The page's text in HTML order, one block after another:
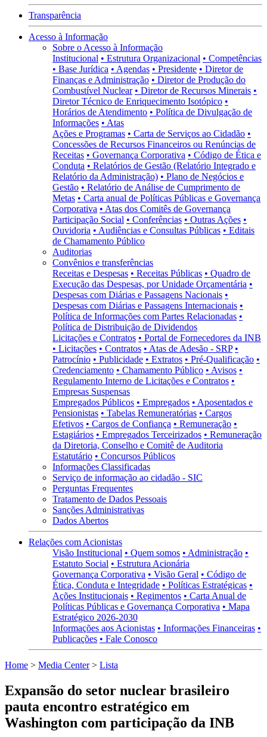
Transparência
Acesso à Informação
Sobre o Acesso à Informação
Institucional • Estrutura Organizacional • Competências
• Base Jurídica • Agendas • Presidente • Diretor de
Finanças e Administração • Diretor de Produção do
Combustível Nuclear • Diretor de Recursos Minerais •
Diretor Técnico de Enriquecimento Isotópico •
Horários de Atendimento • Política de Divulgação de
Informações • Atas
Ações e Programas • Carta de Serviços ao Cidadão •
Concessões de Recursos Financeiros ou Renúncias de
Receitas • Governança Corporativa • Código de Ética e
Conduta • Relatórios de Gestão (Relatório Integrado e
Relatório da Administração) • Plano de Negócios e
Gestão • Relatório de Análise de Cumprimento de
Metas • Carta anual de Políticas Públicas e Governança
Corporativa • Atas dos Comitês de Governança
Participação Social • Conferências • Outras Ações •
Ouvidoria • Audiências e Consultas Públicas • Editais
de Chamamento Público
Auditorias
Convênios e transferências
Receitas e Despesas • Receitas Públicas • Quadro de
Execução das Despesas, por Unidade Orçamentária •
Despesas com Diárias e Passagens Nacionais •
Despesas com Diárias e Passagens Internacionais •
Política de Informações com Partes Relacionadas •
Política de Distribuição de Dividendos
Licitações e Contratos • Portal de Fornecedores da INB
• Licitações • Contratos • Atas de Adesão - SRP •
Patrocínio • Publicidade • Extratos • Pré-Qualificação •
Credenciamento • Chamamento Público • Avisos •
Regulamento Interno de Licitações e Contratos •
Empresas Suspensas
Empregados Públicos • Empregados • Aposentados e
Pensionistas • Tabelas Remuneratórias • Cargos
Efetivos • Cargos de Confiança • Remuneração •
Estagiários • Empregados Terceirizados • Remuneração
da Diretoria, Conselho e Comitê de Auditoria
Estatutário • Concursos Públicos
Informações Classificadas
Serviço de informação ao cidadão - SIC
Perguntas Frequentes
Tratamento de Dados Pessoais
Sanções Administrativas
Dados Abertos
Relações com Acionistas
Visão Institucional • Quem somos • Administração •
Estatuto Social • Estrutura Acionária
Governança Corporativa • Visão Geral • Código de
Ética, Conduta e Integridade • Políticas Estratégicas •
Ações Institucionais • Regimentos • Carta Anual de
Políticas Públicas e Governança Corporativa • Mapa
Estratégico 2026-2030
Informações aos Acionistas • Informações Financeiras •
Publicações • Fale Conosco
Home > Media Center> Lista
Expansão do setor nuclear brasileiro
pauta encontro estratégico em
Washington com participação da INB